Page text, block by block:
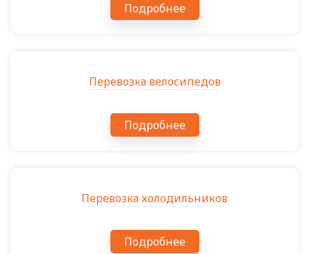
Подробнее
Перевозка велосипедов
Подробнее
Перевозка холодильников
Подробнее